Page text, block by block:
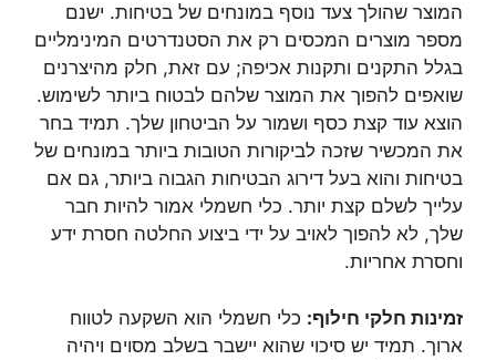
המוצר שהולך צעד נוסף במונחים של בטיחות. ישנם
מספר מוצרים המכסים רק את הסטנדרטים המינימליים
בגלל התקנים ותקנות אכיפה; עם זאת, חלק מהיצרנים
שואפים להפוך את המוצר שלהם לבטוח ביותר לשימוש.
הוצא עוד קצת כסף ושמור על הביטחון שלך. תמיד בחר
את המכשיר שזכה לביקורות הטובות ביותר במונחים של
בטיחות והוא בעל דירוג הבטיחות הגבוה ביותר, גם אם
עלייך לשלם קצת יותר. כלי חשמלי אמור להיות חבר
שלך, לא להפוך לאויב על ידי ביצוע החלטה חסרת ידע
וחסרת אחריות.
זמינות חלקי חילוף: כלי חשמלי הוא השקעה לטווח
ארוך. תמיד יש סיכוי שהוא יישבר בשלב מסוים ויהיה